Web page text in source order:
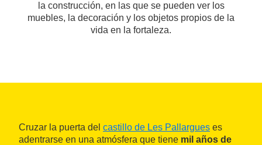
la construcción, en las que se pueden ver los
muebles, la decoración y los objetos propios de la
vida en la fortaleza.
Cruzar la puerta del castillo de Les Pallargues es
adentrarse en una atmósfera que tiene mil años de